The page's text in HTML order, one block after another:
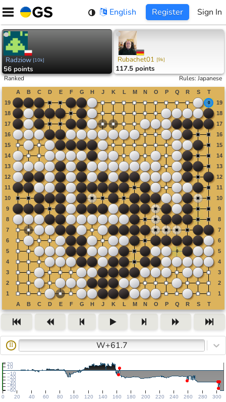
Skip
content
English Register Sign In
Radziow [10k]
56 points
Rubachet01 [9k]
117.5 points
Ranked Rules:Japanese
II W+61.7
0 20 40 60 80 100 120 140 160 180 200 220 240 260 280 300
−60
−50
−40
−30
−20
−10
10
20